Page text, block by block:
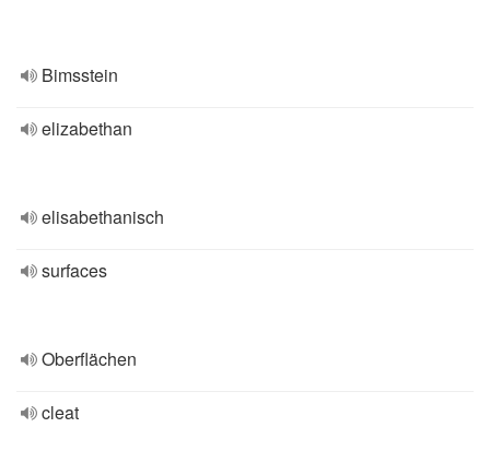
Bimsstein
elizabethan
elisabethanisch
surfaces
Oberflächen
cleat